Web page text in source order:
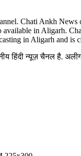
Chati Ankh News
in Aligarh.
in Aligarh and
हिंदी न्यूज़ चैनल है.